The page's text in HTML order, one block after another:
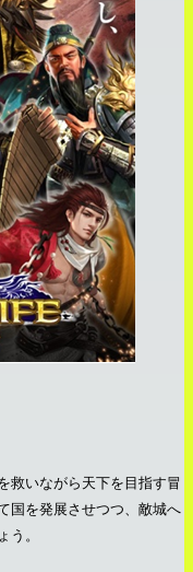
救いながら天下を目指す冒
国を発展させつつ、敵城へ
う。